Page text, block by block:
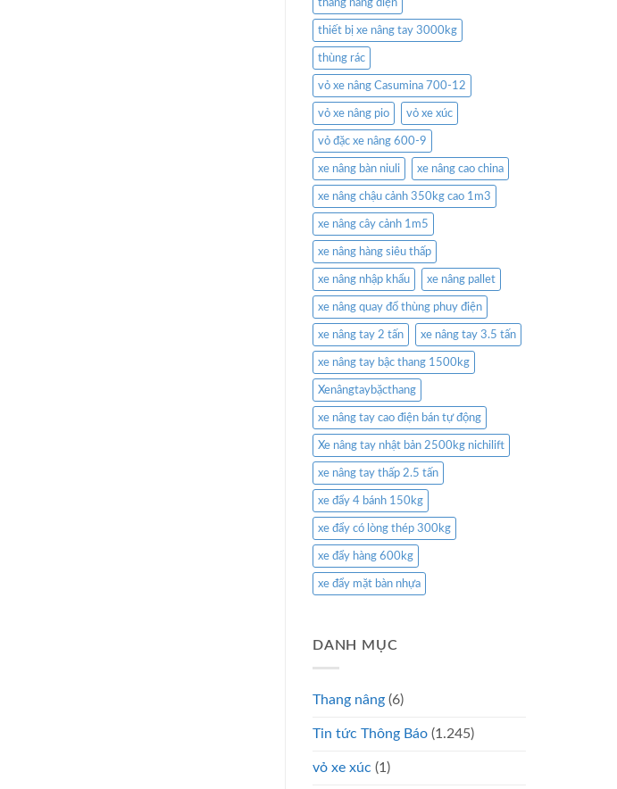
thang nâng điện
thiết bị xe nâng tay 3000kg
thùng rác
vỏ xe nâng Casumina 700-12
vỏ xe nâng pio vỏ xe xúc
vỏ đặc xe nâng 600-9
xe nâng bàn niuli xe nâng cao china
xe nâng chậu cảnh 350kg cao 1m3
xe nâng cây cảnh 1m5
xe nâng hàng siêu thấp
xe nâng nhập khẩu xe nâng pallet
xe nâng quay đổ thùng phuy điện
xe nâng tay 2 tấn xe nâng tay 3.5 tấn
xe nâng tay bậc thang 1500kg
Xenângtaybặcthang
xe nâng tay cao điện bán tự động
Xe nâng tay nhật bản 2500kg nichilift
xe nâng tay thấp 2.5 tấn
xe đẩy 4 bánh 150kg
xe đẩy có lòng thép 300kg
xe đẩy hàng 600kg
xe đẩy mặt bàn nhựa
DANH MỤC
Thang nâng (6)
Tin tức Thông Báo (1.245)
vỏ xe xúc (1)